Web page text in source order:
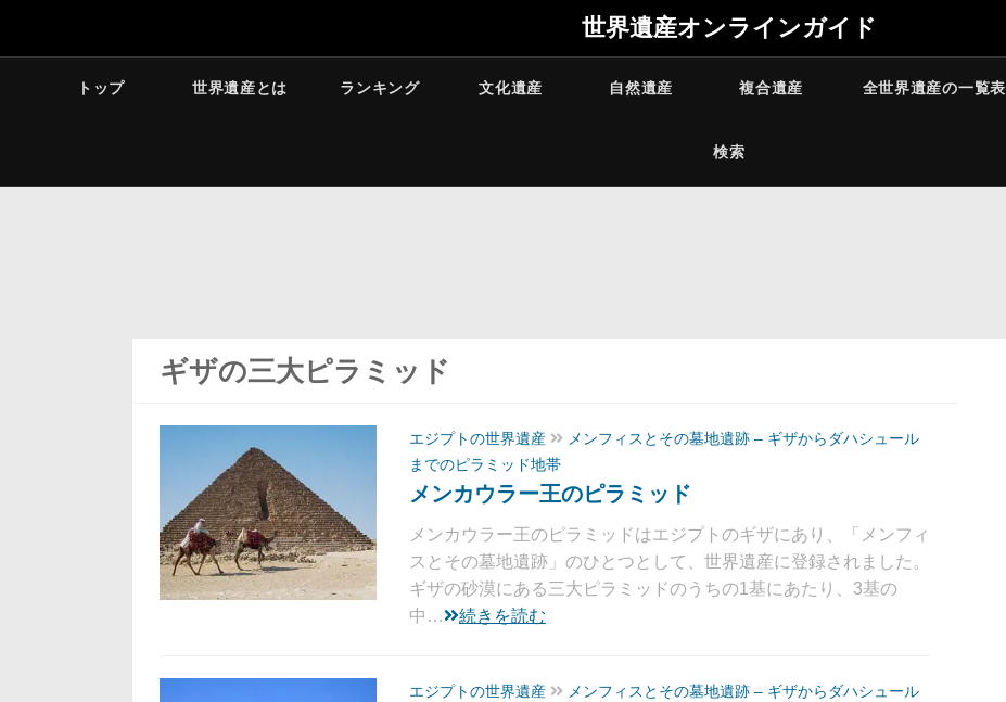
世界遺産オンラインガイド
トップ 世界遺産とは ランキング 文化遺産 自然遺産 複合遺産 全世界遺産の一覧表
検索
ギザの三大ピラミッド
エジプトの世界遺産
メンフィスとその墓地遺跡 – ギザからダハシュール
までのピラミッド地帯
メンカウラー王のピラミッド
メンカウラー王のピラミッドはエジプトのギザにあり、「メンフィ
スとその墓地遺跡」のひとつとして、世界遺産に登録されました。
ギザの砂漠にある三大ピラミッドのうちの1基にあたり、3基の
中…
続きを読む
エジプトの世界遺産
メンフィスとその墓地遺跡 – ギザからダハシュール